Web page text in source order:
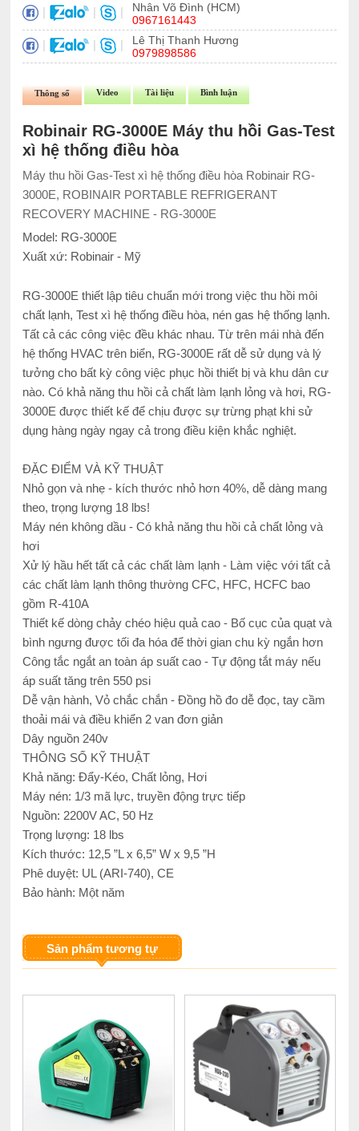
| | |
Nhân Võ Đình (HCM)
0967161443
| | |
Lê Thị Thanh Hương
0979898586
Thông số Video Tài liệu Bình luận
Robinair RG-3000E Máy thu hồi Gas-Test
xì hệ thống điều hòa
Máy thu hồi Gas-Test xì hệ thống điều hòa Robinair RG-
3000E, ROBINAIR PORTABLE REFRIGERANT
RECOVERY MACHINE - RG-3000E
Model: RG-3000E
Xuất xứ: Robinair - Mỹ
RG-3000E thiết lập tiêu chuẩn mới trong việc thu hồi môi
chất lạnh, Test xì hệ thống điều hòa, nén gas hệ thống lạnh.
Tất cả các công việc đều khác nhau. Từ trên mái nhà đến
hệ thống HVAC trên biển, RG-3000E rất dễ sử dụng và lý
tưởng cho bất kỳ công việc phục hồi thiết bị và khu dân cư
nào. Có khả năng thu hồi cả chất làm lạnh lỏng và hơi, RG-
3000E được thiết kế để chịu được sự trừng phạt khi sử
dụng hàng ngày ngay cả trong điều kiện khắc nghiệt.
ĐẶC ĐIỂM VÀ KỸ THUẬT
Nhỏ gọn và nhẹ - kích thước nhỏ hơn 40%, dễ dàng mang
theo, trọng lượng 18 lbs!
Máy nén không dầu - Có khả năng thu hồi cả chất lỏng và
hơi
Xử lý hầu hết tất cả các chất làm lạnh - Làm việc với tất cả
các chất làm lạnh thông thường CFC, HFC, HCFC bao
gồm R-410A
Thiết kế dòng chảy chéo hiệu quả cao - Bố cục của quạt và
bình ngưng được tối đa hóa để thời gian chu kỳ ngắn hơn
Công tắc ngắt an toàn áp suất cao - Tự động tắt máy nếu
áp suất tăng trên 550 psi
Dễ vận hành, Vỏ chắc chắn - Đồng hồ đo dễ đọc, tay cầm
thoải mái và điều khiển 2 van đơn giản
Dây nguồn 240v
THÔNG SỐ KỸ THUẬT
Khả năng: Đẩy-Kéo, Chất lỏng, Hơi
Máy nén: 1/3 mã lực, truyền động trực tiếp
Nguồn: 2200V AC, 50 Hz
Trọng lượng: 18 lbs
Kích thước: 12,5 ”L x 6,5” W x 9,5 ”H
Phê duyệt: UL (ARI-740), CE
Bảo hành: Một năm
Sản phẩm tương tự